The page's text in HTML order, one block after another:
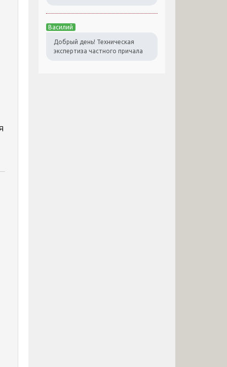
Василий
Добрый день! Техническая
экспертиза частного причала